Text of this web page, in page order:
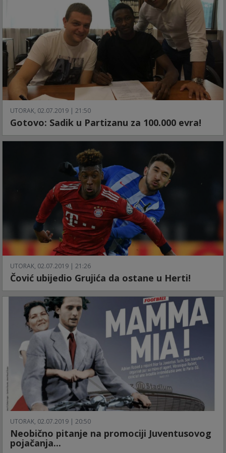
UTORAK, 02.07.2019 | 21:50
Gotovo: Sadik u Partizanu za 100.000 evra!
UTORAK, 02.07.2019 | 21:26
Čović ubijedio Grujića da ostane u Herti!
UTORAK, 02.07.2019 | 20:50
Neobično pitanje na promociji Juventusovog
pojačanja...